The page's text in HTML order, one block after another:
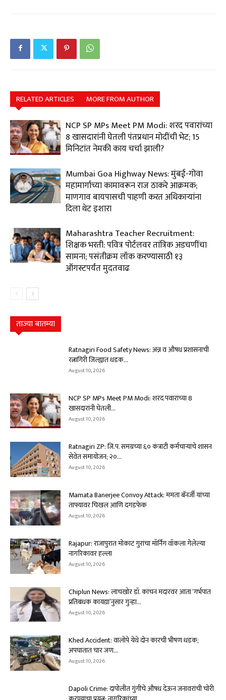
RELATED ARTICLES MORE FROM AUTHOR
NCP SP MPs Meet PM Modi: शरद पवारांच्या
8 खासदारांनी घेतली पंतप्रधान मोदींची भेट; 15
मिनिटांत नेमकी काय चर्चा झाली?
Mumbai Goa Highway News: मुंबई-गोवा
महामार्गाच्या कामावरून राज ठाकरे आक्रमक;
माणगाव बायपासची पाहणी करत अधिकाऱ्यांना
दिला थेट इशारा
Maharashtra Teacher Recruitment:
शिक्षक भरती: पवित्र पोर्टलवर तांत्रिक अडचणींचा
सामना; पसंतीक्रम लॉक करण्यासाठी १३
ऑगस्टपर्यंत मुदतवाढ
ताज्या बातम्या
Ratnagiri Food Safety News: अन्न व औषध प्रशासनाची
रत्नागिरी जिल्ह्यात धडक...
August 10, 2026
NCP SP MPs Meet PM Modi: शरद पवारांच्या 8
खासदारांनी घेतली...
August 10, 2026
Ratnagiri ZP: जि.प. समग्रच्या ६० कंत्राटी कर्मचाऱ्यांचे शासन
सेवेत समायोजन; २०...
August 10, 2026
Mamata Banerjee Convoy Attack: ममता बॅनर्जी यांच्या
ताफ्यावर चिखल आणि दगडफेक
August 10, 2026
Rajapur: राजापुरात मोकाट गुरांचा मॉर्निंग वॉकला गेलेल्या
नागरिकावर हल्ला
August 10, 2026
Chiplun News: लाचखोर डॉ. कांचन मदारवर आता ‘गर्भपात
प्रतिबंधक कायद्या’नुसार गुन्हा...
August 10, 2026
Khed Accident: वालोपे येथे दोन कारची भीषण धडक;
अपघातात चार जण...
August 10, 2026
Dapoli Crime: दापोलीत गुंगीचे औषध देऊन जनावरांची चोरी